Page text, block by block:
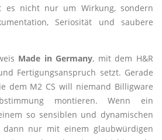
es nicht nur um Wirkung, sondern
Seriosität und saubere
Made in Germany, mit dem H&R
Fertigungsanspruch setzt. Gerade
dem M2 CS will niemand Billigware
montieren. Wenn ein
so sensiblen und dynamischen
dann nur mit einem glaubwürdigen